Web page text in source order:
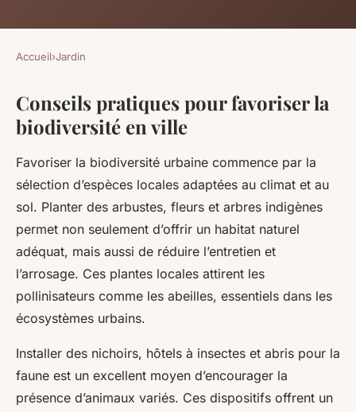
Accueil›Jardin
Conseils pratiques pour favoriser la
biodiversité en ville
Favoriser la biodiversité urbaine commence par la
sélection d’espèces locales adaptées au climat et au
sol. Planter des arbustes, fleurs et arbres indigènes
permet non seulement d’offrir un habitat naturel
adéquat, mais aussi de réduire l’entretien et
l’arrosage. Ces plantes locales attirent les
pollinisateurs comme les abeilles, essentiels dans les
écosystèmes urbains.
Installer des nichoirs, hôtels à insectes et abris pour la
faune est un excellent moyen d’encourager la
présence d’animaux variés. Ces dispositifs offrent un